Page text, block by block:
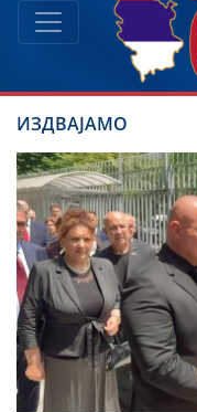
ИЗДВАЈАМО